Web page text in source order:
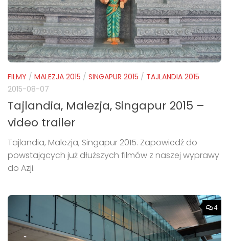
FILMY / MALEZJA 2015 / SINGAPUR 2015 / TAJLANDIA 2015
2015-08-07
Tajlandia, Malezja, Singapur 2015 –
video trailer
Tajlandia, Malezja, Singapur 2015. Zapowiedź do
powstających już dłuższych filmów z naszej wyprawy
do Azji.
4